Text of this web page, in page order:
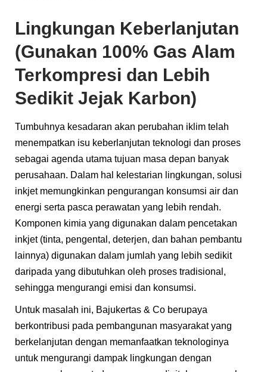
Lingkungan Keberlanjutan
(Gunakan 100% Gas Alam
Terkompresi dan Lebih
Sedikit Jejak Karbon)
Tumbuhnya kesadaran akan perubahan iklim telah
menempatkan isu keberlanjutan teknologi dan proses
sebagai agenda utama tujuan masa depan banyak
perusahaan. Dalam hal kelestarian lingkungan, solusi
inkjet memungkinkan pengurangan konsumsi air dan
energi serta pasca perawatan yang lebih rendah.
Komponen kimia yang digunakan dalam pencetakan
inkjet (tinta, pengental, deterjen, dan bahan pembantu
lainnya) digunakan dalam jumlah yang lebih sedikit
daripada yang dibutuhkan oleh proses tradisional,
sehingga mengurangi emisi dan konsumsi.
Untuk masalah ini, Bajukertas & Co berupaya
berkontribusi pada pembangunan masyarakat yang
berkelanjutan dengan memanfaatkan teknologinya
untuk mengurangi dampak lingkungan dengan